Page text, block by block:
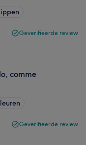
Geverifieerde review
comme
Geverifieerde review